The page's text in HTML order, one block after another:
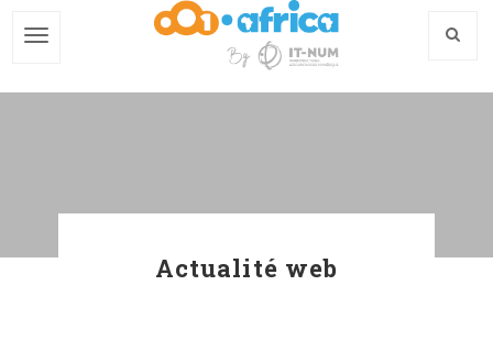
Actualité web